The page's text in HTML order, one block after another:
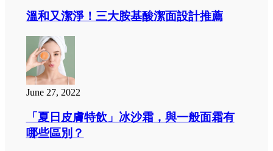
溫和又潔淨！三大胺基酸潔面設計推薦
June 27, 2022
「夏日皮膚特飲」冰沙霜，與一般面霜有
哪些區別？